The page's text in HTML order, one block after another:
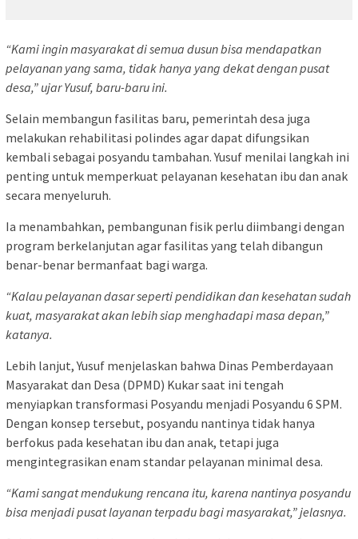
“Kami ingin masyarakat di semua dusun bisa mendapatkan
pelayanan yang sama, tidak hanya yang dekat dengan pusat
desa,” ujar Yusuf, baru-baru ini.
Selain membangun fasilitas baru, pemerintah desa juga
melakukan rehabilitasi polindes agar dapat difungsikan
kembali sebagai posyandu tambahan. Yusuf menilai langkah ini
penting untuk memperkuat pelayanan kesehatan ibu dan anak
secara menyeluruh.
Ia menambahkan, pembangunan fisik perlu diimbangi dengan
program berkelanjutan agar fasilitas yang telah dibangun
benar-benar bermanfaat bagi warga.
“Kalau pelayanan dasar seperti pendidikan dan kesehatan sudah
kuat, masyarakat akan lebih siap menghadapi masa depan,”
katanya.
Lebih lanjut, Yusuf menjelaskan bahwa Dinas Pemberdayaan
Masyarakat dan Desa (DPMD) Kukar saat ini tengah
menyiapkan transformasi Posyandu menjadi Posyandu 6 SPM.
Dengan konsep tersebut, posyandu nantinya tidak hanya
berfokus pada kesehatan ibu dan anak, tetapi juga
mengintegrasikan enam standar pelayanan minimal desa.
“Kami sangat mendukung rencana itu, karena nantinya posyandu
bisa menjadi pusat layanan terpadu bagi masyarakat,”jelasnya.